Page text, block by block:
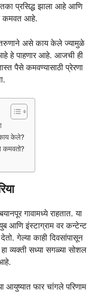
प्रसिद्ध झाला आहे आणि
कमवत आहे.
तरुणाने असे काय केले ज्यामुळे
हे पाहणार आहे. आजची ही
पैसे कमवण्यासाठी प्रेरणा
केले?
कमवतो?
गावामध्ये राहतात. या
आणि इंस्टाग्राम वर कन्टेन्ट
गेल्या काही दिवसांपासून
व्यक्ती सध्या सगळ्या सोशल
आयुष्यात फार चांगले परिणाम